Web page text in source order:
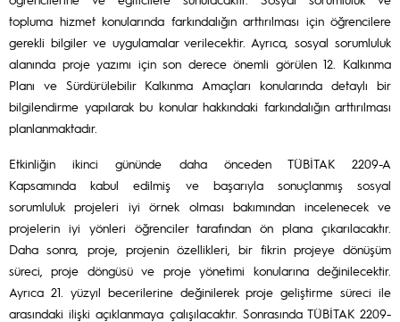
topluma hizmet konularında farkındalığın arttırılması için öğrencilere
gerekli bilgiler ve uygulamalar verilecektir. Ayrıca, sosyal sorumluluk
alanında proje yazımı için son derece önemli görülen 12. Kalkınma
Planı ve Sürdürülebilir Kalkınma Amaçları konularında detaylı bir
bilgilendirme yapılarak bu konular hakkındaki farkındalığın arttırılması
planlanmaktadır.
Etkinliğin ikinci gününde daha önceden TÜBİTAK 2209-A
Kapsamında kabul edilmiş ve başarıyla sonuçlanmış sosyal
sorumluluk projeleri iyi örnek olması bakımından incelenecek ve
projelerin iyi yönleri öğrenciler tarafından ön plana çıkarılacaktır.
Daha sonra, proje, projenin özellikleri, bir fikrin projeye dönüşüm
süreci, proje döngüsü ve proje yönetimi konularına değinilecektir.
Ayrıca 21. yüzyıl becerilerine değinilerek proje geliştirme süreci ile
arasındaki ilişki açıklanmaya çalışılacaktır. Sonrasında TÜBİTAK 2209-